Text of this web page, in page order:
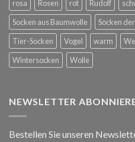
rosa
Rosen rot Rudolf
Socken aus Baumwolle
Socken
Tier-Socken
Vogel warm
Wintersocken
Wolle
NEWSLETTER
Bestellen Sie unseren